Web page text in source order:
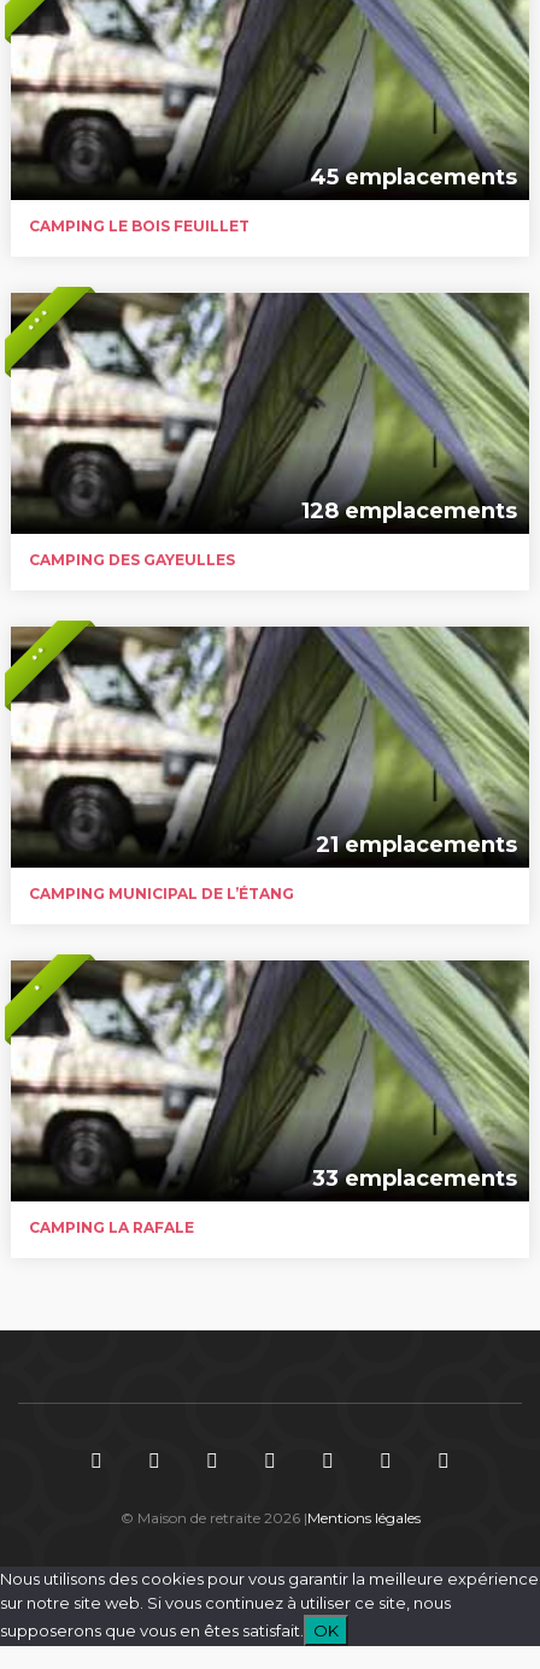
45 emplacements
CAMPING LE BOIS FEUILLET
* * *
128 emplacements
CAMPING DES GAYEULLES
* *
21 emplacements
CAMPING MUNICIPAL DE L’ÉTANG
*
33 emplacements
CAMPING LA RAFALE
© Maison de retraite 2026 |Mentions légales
Nous utilisons des cookies pour vous garantir la meilleure expérience
sur notre site web. Si vous continuez à utiliser ce site, nous
supposerons que vous en êtes satisfait.
OK